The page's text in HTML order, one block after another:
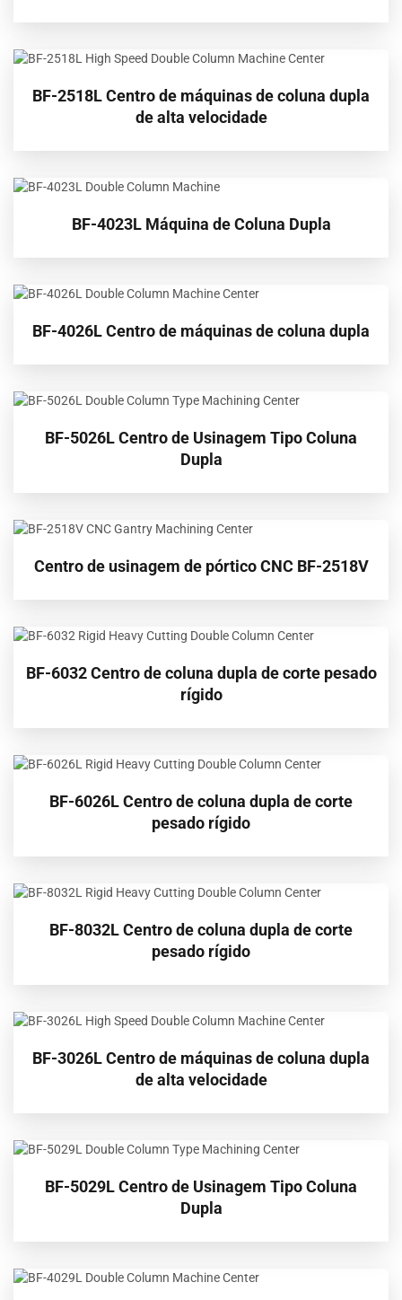
BF-2518L Centro de máquinas de coluna dupla
de alta velocidade
BF-4023L Máquina de Coluna Dupla
BF-4026L Centro de máquinas de coluna dupla
BF-5026L Centro de Usinagem Tipo Coluna
Dupla
Centro de usinagem de pórtico CNC BF-2518V
BF-6032 Centro de coluna dupla de corte pesado
rígido
BF-6026L Centro de coluna dupla de corte
pesado rígido
BF-8032L Centro de coluna dupla de corte
pesado rígido
BF-3026L Centro de máquinas de coluna dupla
de alta velocidade
BF-5029L Centro de Usinagem Tipo Coluna
Dupla